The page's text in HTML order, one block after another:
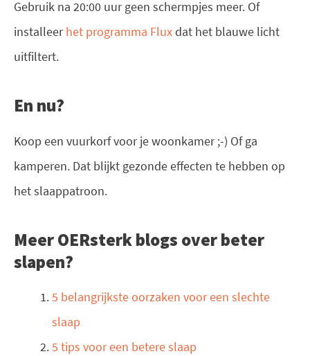
Gebruik na 20:00 uur geen schermpjes meer. Of
installeerhet programma Fluxdat het blauwe licht
uitfiltert.
En nu?
Koop een vuurkorf voor je woonkamer ;-) Of ga
kamperen. Dat blijkt gezonde effecten te hebben op
het slaappatroon.
Meer OERsterk blogs over beter
slapen?
5 belangrijkste oorzaken voor een slechte
slaap
5 tips voor een betere slaap